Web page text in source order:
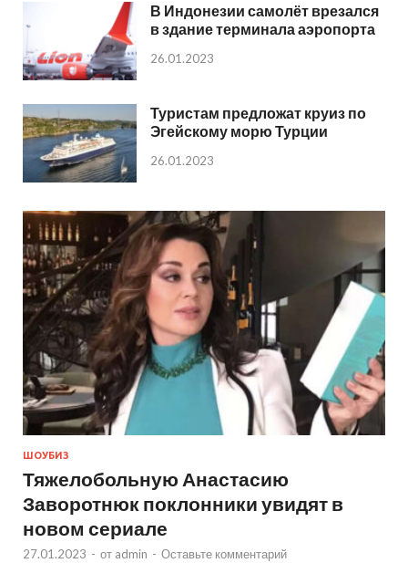
В Индонезии самолёт врезался
в здание терминала аэропорта
26.01.2023
Туристам предложат круиз по
Эгейскому морю Турции
26.01.2023
ШОУБИЗ
Тяжелобольную Анастасию
Заворотнюк поклонники увидят в
новом сериале
27.01.2023 - от admin - Оставьте комментарий